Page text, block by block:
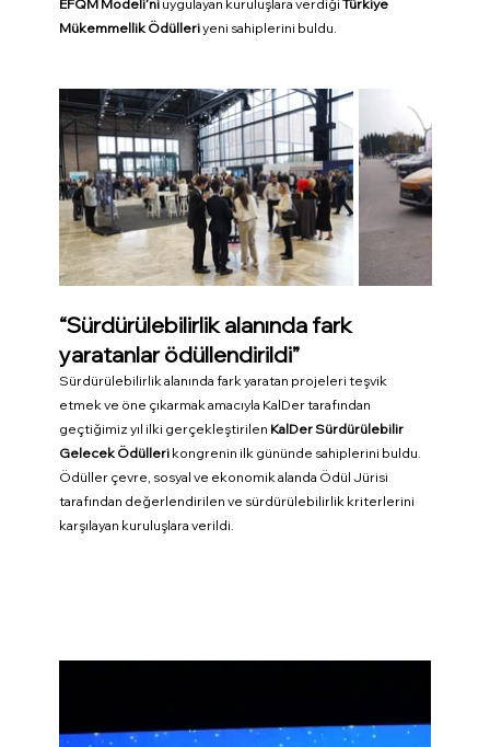
EFQM Modeli’ni uygulayan kuruluşlara verdiği Türkiye
Mükemmellik Ödülleri yeni sahiplerini buldu.
“Sürdürülebilirlik alanında fark
yaratanlar ödüllendirildi”
Sürdürülebilirlik alanında fark yaratan projeleri teşvik
etmek ve öne çıkarmak amacıyla KalDer tarafından
geçtiğimiz yıl ilki gerçekleştirilen KalDer Sürdürülebilir
Gelecek Ödülleri kongrenin ilk gününde sahiplerini buldu.
Ödüller çevre, sosyal ve ekonomik alanda Ödül Jürisi
tarafından değerlendirilen ve sürdürülebilirlik kriterlerini
karşılayan kuruluşlara verildi.